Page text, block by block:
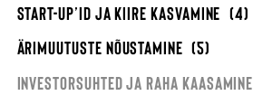
START-UP’ID JA KIIRE KASVAMINE (4)
ÄRIMUUTUSTE NÕUSTAMINE (5)
INVESTORSUHTED JA RAHA KAASAMINE